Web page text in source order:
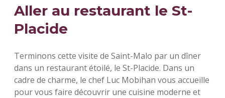
Aller au restaurant le St-
Placide
Terminons cette visite de Saint-Malo par un dîner
dans un restaurant étoilé, le St-Placide. Dans un
cadre de charme, le chef Luc Mobihan vous accueille
pour vous faire découvrir une cuisine moderne et